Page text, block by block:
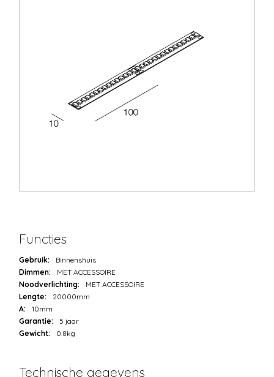
Functies
Gebruik:
Binnenshuis
Dimmen:
MET ACCESSOIRE
Noodverlichting:
MET ACCESSOIRE
Lengte:
20000mm
A:
10mm
Garantie:
5 jaar
Gewicht:
0.8kg
Technische gegevens